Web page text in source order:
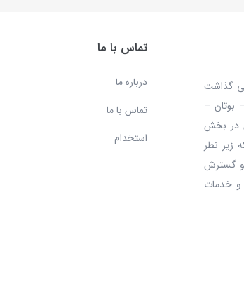
گذاشت
بوتان –
در بخش
زیر نظر
و گسترش
و خدمات
تماس با ما
درباره ما
تماس با ما
استخدام